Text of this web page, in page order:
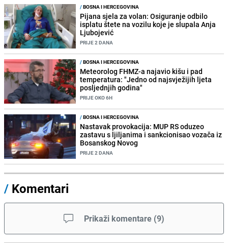
/BOSNA I HERCEGOVINA
Pijana sjela za volan: Osiguranje odbilo
isplatu štete na vozilu koje je slupala Anja
Ljubojević
PRIJE 2 DANA
/BOSNA I HERCEGOVINA
Meteorolog FHMZ-a najavio kišu i pad
temperatura: "Jedno od najsvježijih ljeta
posljednjih godina"
PRIJE OKO 6H
/BOSNA I HERCEGOVINA
Nastavak provokacija: MUP RS oduzeo
zastavu s ljiljanima i sankcionisao vozača iz
Bosanskog Novog
PRIJE 2 DANA
/ Komentari
Prikaži komentare (9)